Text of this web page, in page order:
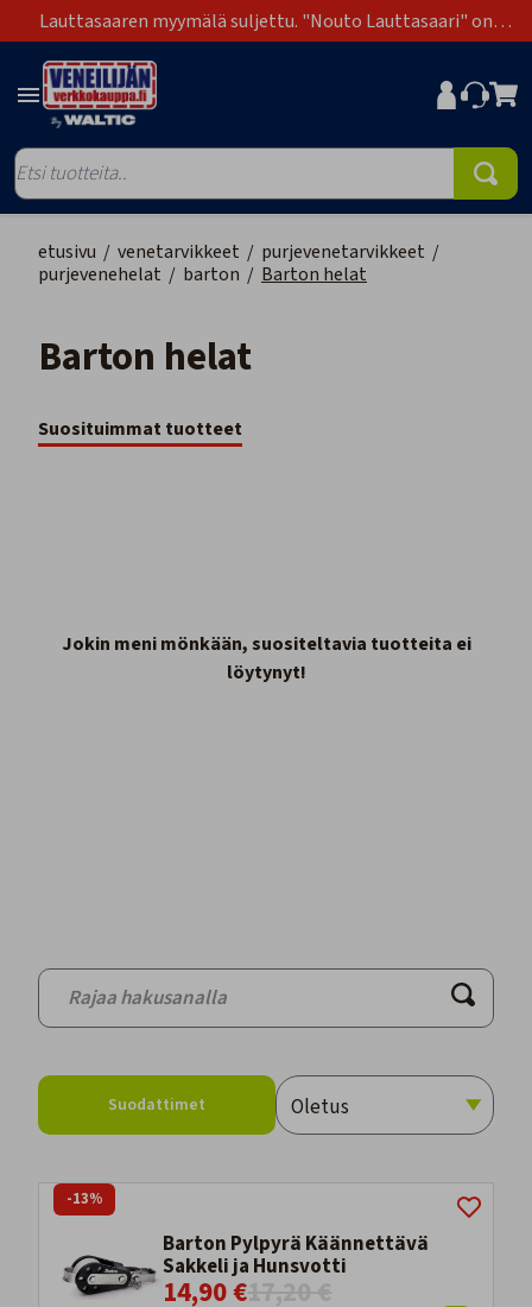
Lauttasaaren myymälä suljettu. "Nouto Lauttasaari" on
poistunut toimitustapavaihtoehdoista.
etusivu / venetarvikkeet / purjevenetarvikkeet /
purjevenehelat / barton / Barton helat
Barton helat
Suosituimmat tuotteet
Jokin meni mönkään, suositeltavia tuotteita ei
löytynyt!
Suodattimet
Barton Pylpyrä Käännettävä
Sakkeli ja Hunsvotti
14,90 €
-13%